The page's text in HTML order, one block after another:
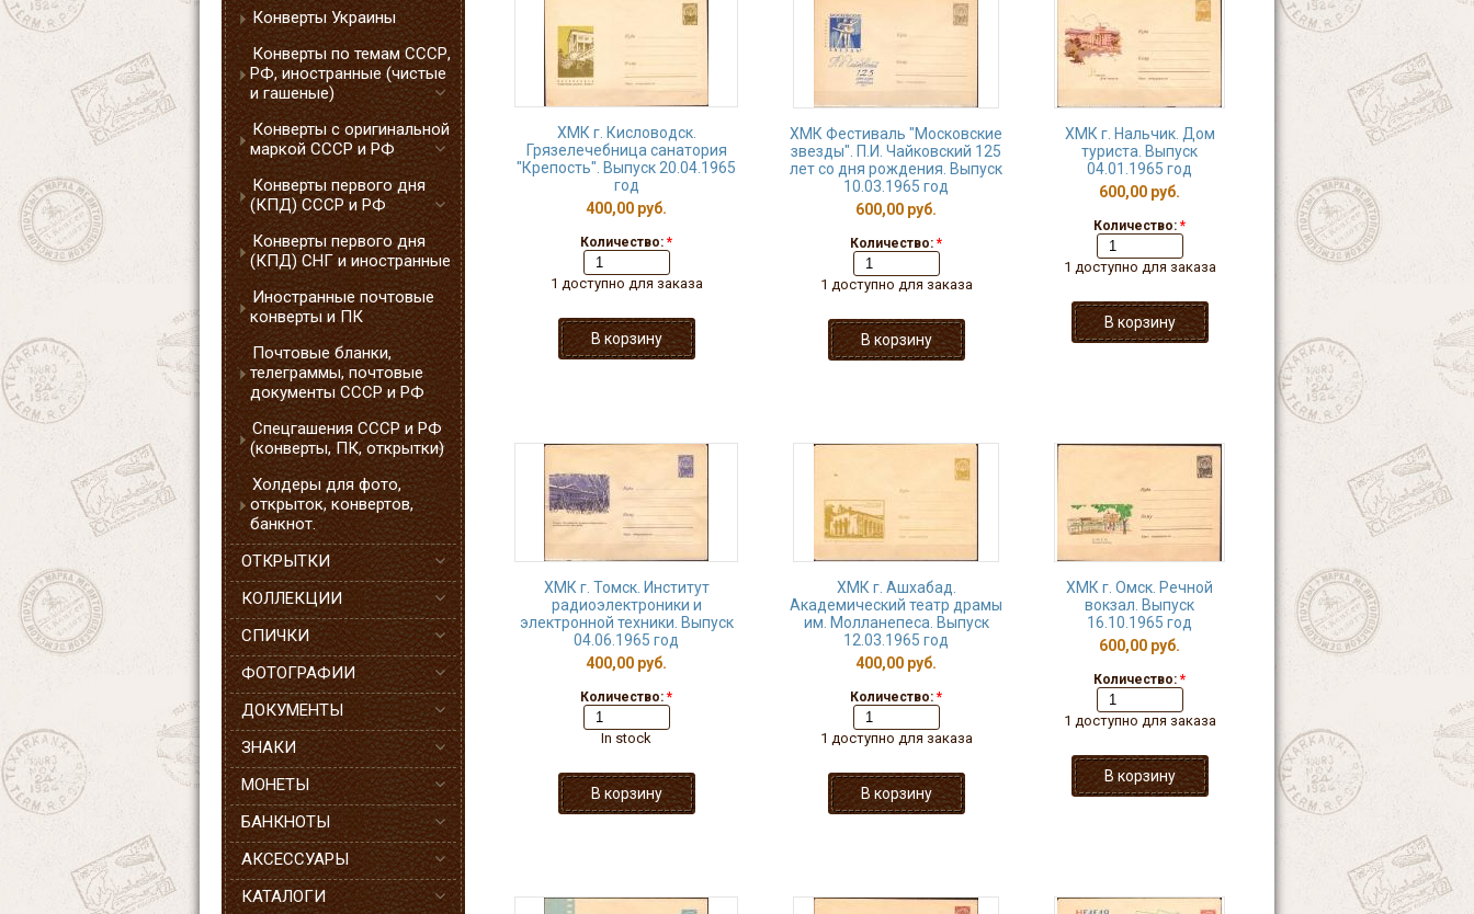
Конверты Украины
Конверты по темам СССР,
РФ, иностранные (чистые
и гашеные)
Конверты с оригинальной
маркой СССР и РФ
Конверты первого дня
(КПД) СССР и РФ
Конверты первого дня
(КПД) СНГ и иностранные
Иностранные почтовые
конверты и ПК
Почтовые бланки,
телеграммы, почтовые
документы СССР и РФ
Спецгашения СССР и РФ
(конверты, ПК, открытки)
Холдеры для фото,
открыток, конвертов,
банкнот.
ОТКРЫТКИ
КОЛЛЕКЦИИ
СПИЧКИ
ФОТОГРАФИИ
ДОКУМЕНТЫ
ЗНАКИ
МОНЕТЫ
БАНКНОТЫ
АКСЕССУАРЫ
КАТАЛОГИ
ХМК г. Кисловодск.
Грязелечебница санатория
"Крепость". Выпуск 20.04.1965
год
400,00 руб.
Количество: *
1 доступно для заказа
ХМК Фестиваль "Московские
звезды". П.И. Чайковский 125
лет со дня рождения. Выпуск
10.03.1965 год
600,00 руб.
Количество: *
1 доступно для заказа
ХМК г. Нальчик. Дом
туриста. Выпуск
04.01.1965 год
600,00 руб.
Количество: *
1 доступно для заказа
ХМК г. Томск. Институт
радиоэлектроники и
электронной техники. Выпуск
04.06.1965 год
400,00 руб.
Количество: *
In stock
ХМК г. Ашхабад.
Академический театр драмы
им. Молланепеса. Выпуск
12.03.1965 год
400,00 руб.
Количество: *
1 доступно для заказа
ХМК г. Омск. Речной
вокзал. Выпуск
16.10.1965 год
600,00 руб.
Количество: *
1 доступно для заказа